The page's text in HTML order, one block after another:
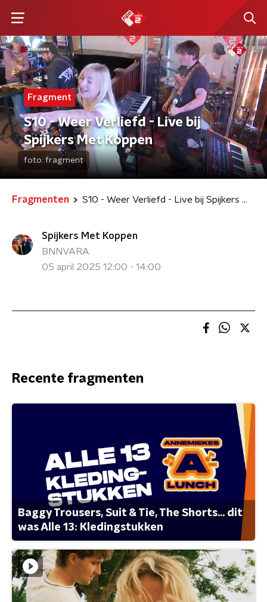
Fragment
S10 - Weer Verliefd - Live bij
Spijkers Met Koppen
foto: fragment
Fragmenten S10 - Weer Verliefd - Live bij Spijkers Met Koppen
Spijkers Met Koppen
BNNVARA
05 april 2025 12:00 - 14:00
Recente fragmenten
Baggy Trousers, Suit & Tie, The Shorts... dit
was Alle 13: Kledingstukken